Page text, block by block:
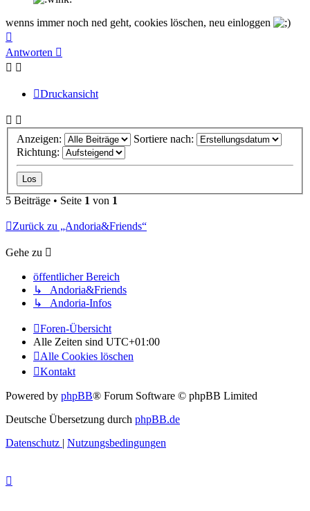
wenns immer noch ned geht, cookies löschen, neu einloggen
oben
Antworten
Druckansicht
Anzeigen:
Sortiere nach:
Richtung:
5 Beiträge • Seite 1 von 1
Zurück zu „Andoria&Friends“
Gehe zu
öffentlicher Bereich
↳ Andoria&Friends
↳ Andoria-Infos
Foren-Übersicht
Alle Zeiten sind UTC+01:00
Alle Cookies löschen
Kontakt
Powered by phpBB® Forum Software © phpBB Limited
Deutsche Übersetzung durch phpBB.de
Datenschutz | Nutzungsbedingungen